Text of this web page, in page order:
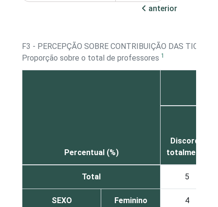
anterior
F3 - PERCEPÇÃO SOBRE CONTRIBUIÇÃO DAS TICS
Proporção sobre o total de professores 1
Percentual (%)
Discordo
totalmente
Total 5
SEXO Feminino 4